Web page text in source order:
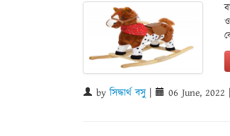
byসিদ্ধার্থ বসু| 06 June, 2022 |